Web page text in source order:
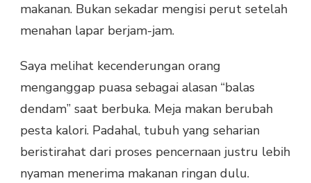
makanan. Bukan sekadar mengisi perut setelah
menahan lapar berjam-jam.
Saya melihat kecenderungan orang
menganggap puasa sebagai alasan “balas
dendam” saat berbuka. Meja makan berubah
pesta kalori. Padahal, tubuh yang seharian
beristirahat dari proses pencernaan justru lebih
nyaman menerima makanan ringan dulu.